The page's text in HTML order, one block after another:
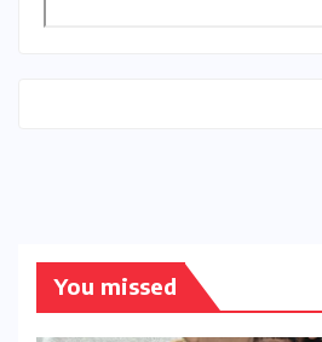
You missed